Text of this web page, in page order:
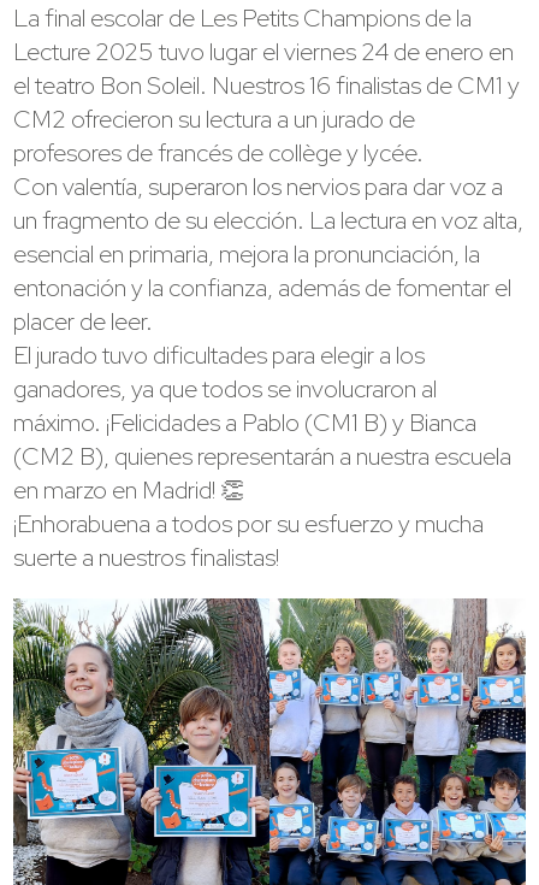
La final escolar de Les Petits Champions de la
Lecture 2025 tuvo lugar el viernes 24 de enero en
el teatro Bon Soleil. Nuestros 16 finalistas de CM1 y
CM2 ofrecieron su lectura a un jurado de
profesores de francés de collège y lycée.
Con valentía, superaron los nervios para dar voz a
un fragmento de su elección. La lectura en voz alta,
esencial en primaria, mejora la pronunciación, la
entonación y la confianza, además de fomentar el
placer de leer.
El jurado tuvo dificultades para elegir a los
ganadores, ya que todos se involucraron al
máximo. ¡Felicidades a Pablo (CM1 B) y Bianca
(CM2 B), quienes representarán a nuestra escuela
en marzo en Madrid! 👏
¡Enhorabuena a todos por su esfuerzo y mucha
suerte a nuestros finalistas!